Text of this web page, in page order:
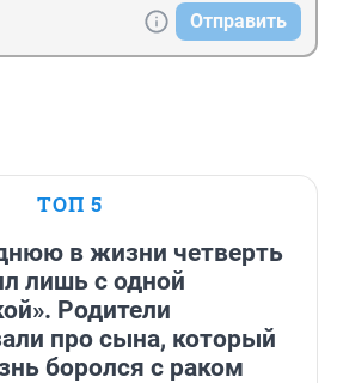
Отправить
ТОП 5
в жизни четверть
лишь с одной
Родители
про сына, который
боролся с раком